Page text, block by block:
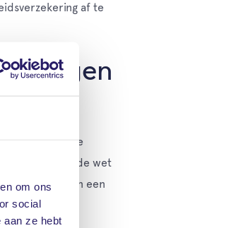
om ons
social
aan ze hebt
af te
schade
daarom is de wet
is, binnen in een